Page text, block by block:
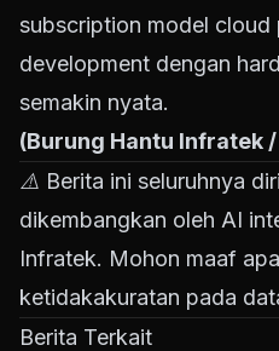
subscription model cloud
development dengan
semakin nyata.
(Burung Hantu Infratek
⚠️ Berita ini seluruhnya
dikembangkan oleh AI
Infratek. Mohon maaf
ketidakakuratan pada
Berita Terkait